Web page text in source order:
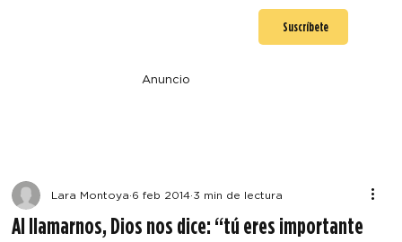
Suscríbete
Anuncio
Al llamarnos, Dios nos dice: “tú eres importante
Lara Montoya 6 feb 2014 3 min de lectura